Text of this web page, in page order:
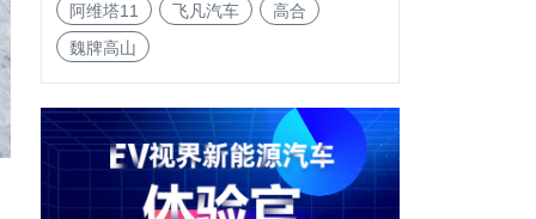
阿维塔11
飞凡汽车
高合
魏牌高山